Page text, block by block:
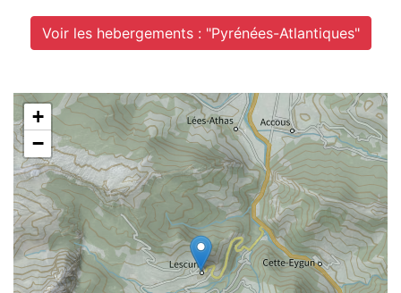
Voir les hebergements : "Pyrénées-Atlantiques"
+
−